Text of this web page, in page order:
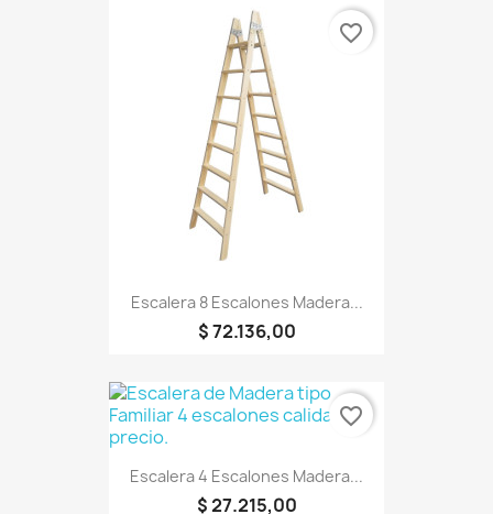
Escalera 8 Escalones Madera...
$ 72.136,00
favorite_border
Escalera 4 Escalones Madera...
$ 27.215,00
favorite_border